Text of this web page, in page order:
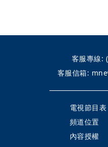
客服專線:
客服信箱:
電視節目表
頻道位置
內容授權